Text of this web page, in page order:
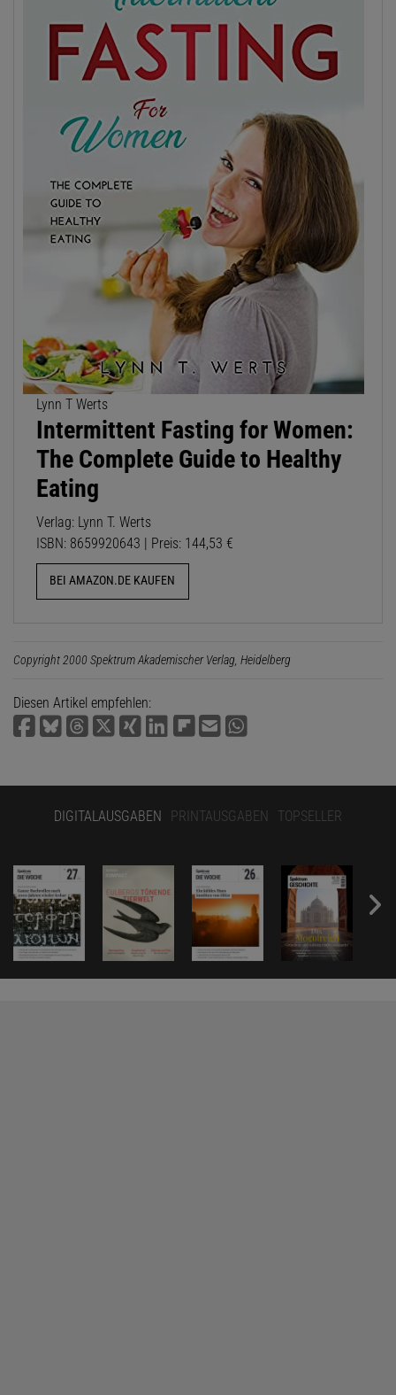
Lynn T Werts
Intermittent Fasting for Women:
The Complete Guide to Healthy
Eating
Verlag: Lynn T. Werts
ISBN: 8659920643 | Preis: 144,53 €
BEI AMAZON.DE KAUFEN
Copyright 2000 Spektrum Akademischer Verlag, Heidelberg
Diesen Artikel empfehlen:
DIGITALAUSGABEN PRINTAUSGABEN TOPSELLER